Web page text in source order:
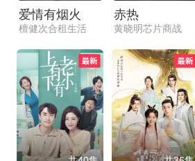
爱情有烟火
檀健次合租生活
赤热
黄晓明芯片商战